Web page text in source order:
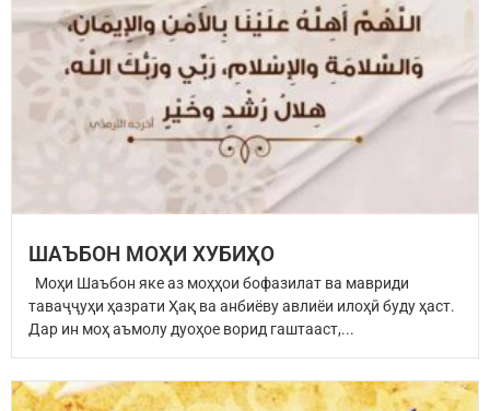
ШАЪБОН МОҲИ ХУБИҲО
Моҳи Шаъбон яке аз моҳҳои бофазилат ва мавриди
таваҷҷуҳи ҳазрати Ҳақ ва анбиёву авлиёи илоҳӣ буду ҳаст.
Дар ин моҳ аъмолу дуоҳое ворид гаштааст,...